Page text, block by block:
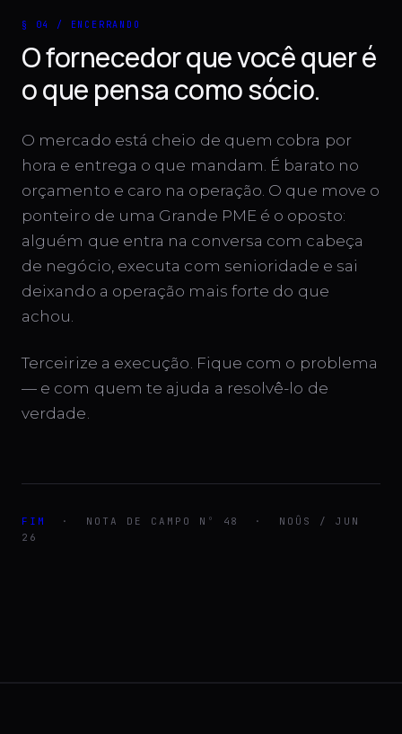
§ 04 / ENCERRANDO
O fornecedor que você quer é
o que pensa como sócio.
O mercado está cheio de quem cobra por
hora e entrega o que mandam. É barato no
orçamento e caro na operação. O que move o
ponteiro de uma Grande PME é o oposto:
alguém que entra na conversa com cabeça
de negócio, executa com senioridade e sai
deixando a operação mais forte do que
achou.
Terceirize a execução. Fique com o problema
— e com quem te ajuda a resolvê-lo de
verdade.
FIM
· NOTA DE CAMPO Nº 48 · NOÛS / JUN
26